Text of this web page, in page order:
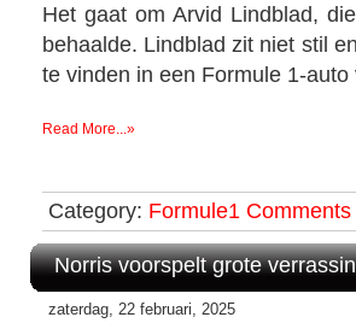
Het gaat om Arvid Lindblad,
behaalde. Lindblad zit niet stil
te vinden in een Formule 1-auto
Read More...»
Category: Formule1 Comments
Norris voorspelt grote
zaterdag, 22 februari, 2025